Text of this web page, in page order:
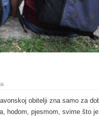
obitelji zna samo za
hodom, pjesmom, svime što